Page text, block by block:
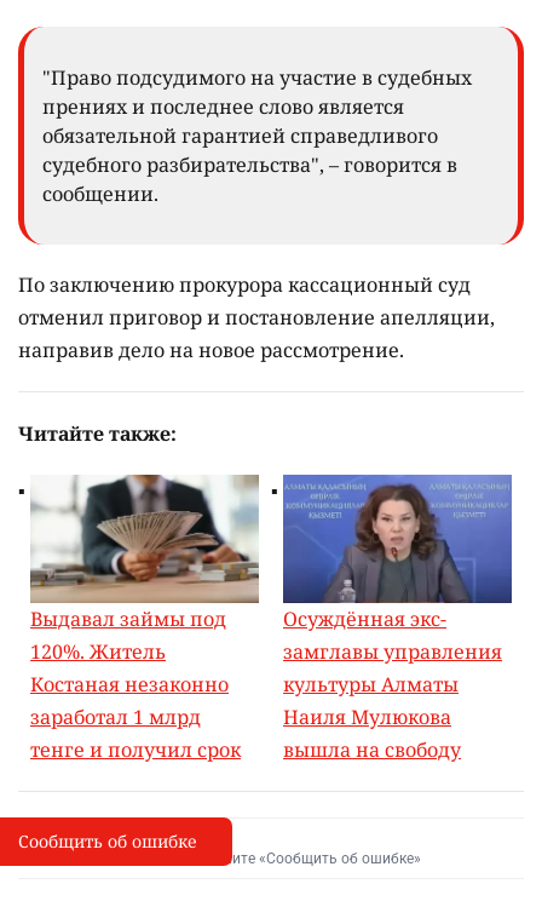
"Право подсудимого на участие в судебных
прениях и последнее слово является
обязательной гарантией справедливого
судебного разбирательства", – говорится в
сообщении.
По заключению прокурора кассационный суд
отменил приговор и постановление апелляции,
направив дело на новое рассмотрение.
Читайте также:
Выдавал займы под
120%. Житель
Костаная незаконно
заработал 1 млрд
тенге и получил срок
Осуждённая экс-
замглавы управления
культуры Алматы
Наиля Мулюкова
вышла на свободу
I
Сообщить об опечатке
Выделите фрагмент и нажмите «Сообщить об ошибке»
Сообщить об ошибке